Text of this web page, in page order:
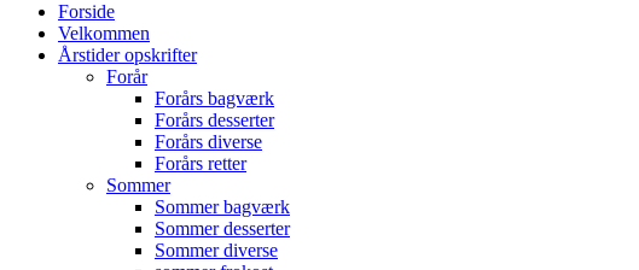
Menu
Forside
Velkommen
Årstider opskrifter
Forår
Forårs bagværk
Forårs desserter
Forårs diverse
Forårs retter
Sommer
Sommer bagværk
Sommer desserter
Sommer diverse